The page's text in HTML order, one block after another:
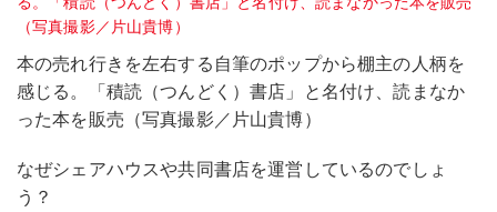
本の売れ行きを左右する自筆のポップから棚主の人柄を
感じる。「積読（つんどく）書店」と名付け、読まなか
った本を販売（写真撮影／片山貴博）
なぜシェアハウスや共同書店を運営しているのでしょ
う？